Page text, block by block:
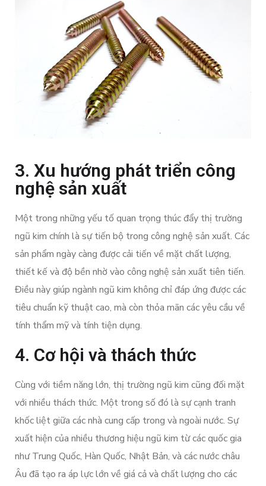
3. Xu hướng phát triển công
nghệ sản xuất
Một trong những yếu tố quan trọng thúc đẩy thị trường
ngũ kim chính là sự tiến bộ trong công nghệ sản xuất. Các
sản phẩm ngày càng được cải tiến về mặt chất lượng,
thiết kế và độ bền nhờ vào công nghệ sản xuất tiên tiến.
Điều này giúp ngành ngũ kim không chỉ đáp ứng được các
tiêu chuẩn kỹ thuật cao, mà còn thỏa mãn các yêu cầu về
tính thẩm mỹ và tính tiện dụng.
4. Cơ hội và thách thức
Cùng với tiềm năng lớn, thị trường ngũ kim cũng đối mặt
với nhiều thách thức. Một trong số đó là sự cạnh tranh
khốc liệt giữa các nhà cung cấp trong và ngoài nước. Sự
xuất hiện của nhiều thương hiệu ngũ kim từ các quốc gia
như Trung Quốc, Hàn Quốc, Nhật Bản, và các nước châu
Âu đã tạo ra áp lực lớn về giá cả và chất lượng cho các